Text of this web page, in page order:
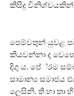
කිසිදු විනිශ්චයකින්
පෙම්වතුන් යුවළ
කියවන්නා ද
දිගු ය. පේ‍්‍රම
සාමාන්‍ය
ලෙසිනි. තී හා තා